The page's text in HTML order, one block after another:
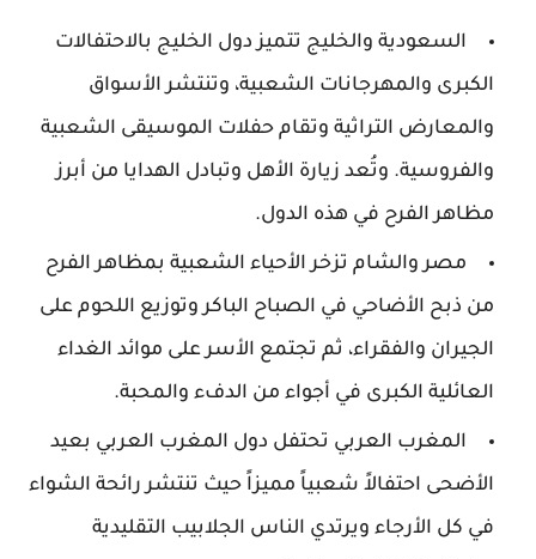
السعودية والخليج تتميز دول الخليج بالاحتفالات
الكبرى والمهرجانات الشعبية، وتنتشر الأسواق
والمعارض التراثية وتقام حفلات الموسيقى الشعبية
والفروسية. وتُعد زيارة الأهل وتبادل الهدايا من أبرز
مظاهر الفرح في هذه الدول.
مصر والشام تزخر الأحياء الشعبية بمظاهر الفرح
من ذبح الأضاحي في الصباح الباكر وتوزيع اللحوم على
الجيران والفقراء، ثم تجتمع الأسر على موائد الغداء
العائلية الكبرى في أجواء من الدفء والمحبة.
المغرب العربي تحتفل دول المغرب العربي بعيد
الأضحى احتفالاً شعبياً مميزاً حيث تنتشر رائحة الشواء
في كل الأرجاء ويرتدي الناس الجلابيب التقليدية